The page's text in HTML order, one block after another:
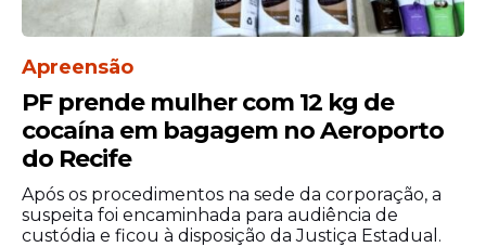
Apreensão
PF prende mulher com 12 kg de
cocaína em bagagem no Aeroporto
do Recife
Após os procedimentos na sede da corporação, a
suspeita foi encaminhada para audiência de
custódia e ficou à disposição da Justiça Estadual.